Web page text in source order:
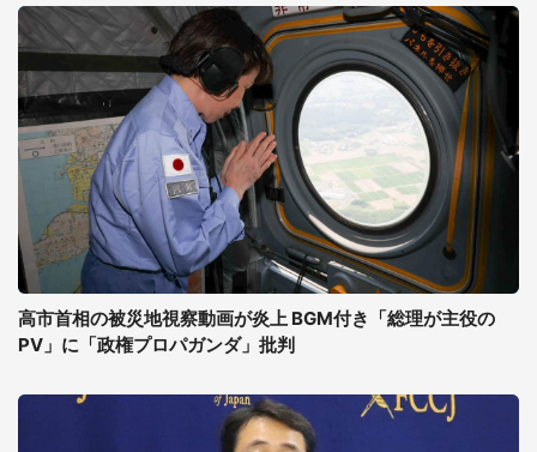
高市首相の被災地視察動画が炎上 BGM付き「総理が主役の
PV」に「政権プロパガンダ」批判